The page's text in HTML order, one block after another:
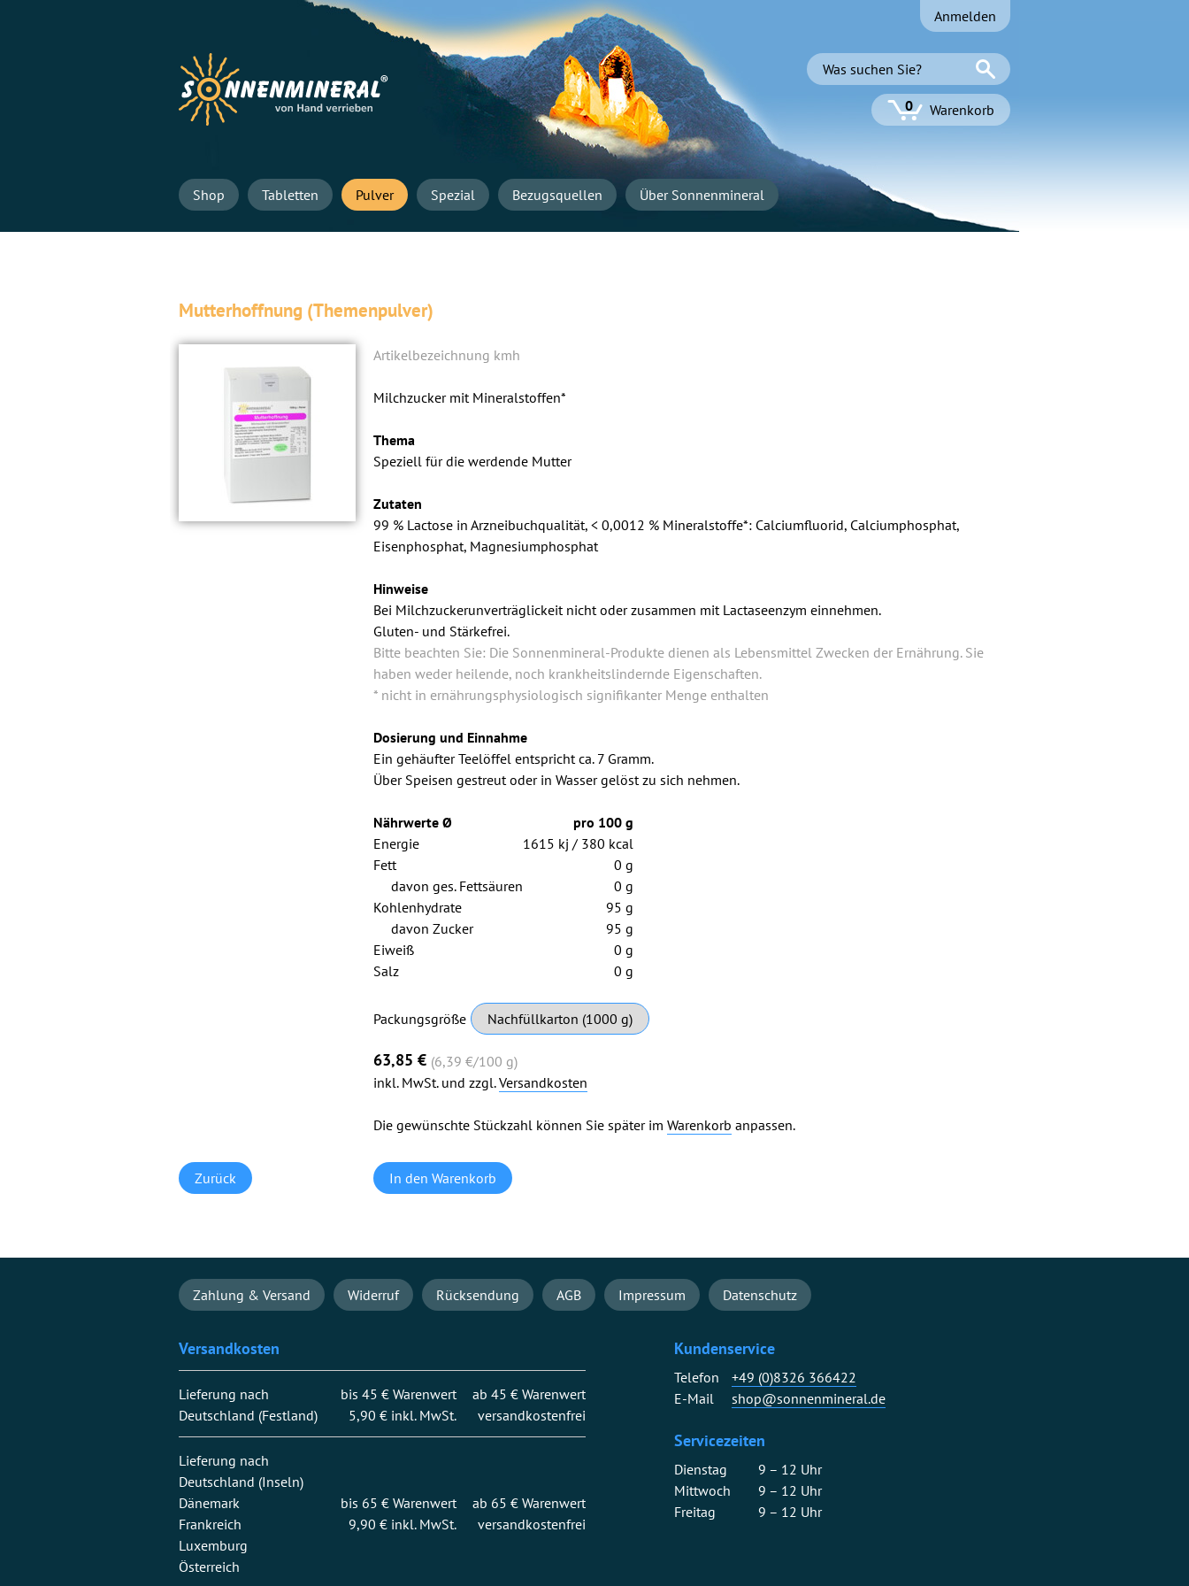
Startseite
Navigation
überspringen
Anmelden
0 Warenkorb
Navigation
überspringen
Shop Tabletten Pulver Spezial Bezugsquellen Über Sonnenmineral
Mutterhoffnung (Themenpulver)
kmh
Milchzucker mit Mineralstoffen*
Thema
Speziell für die werdende Mutter
Zutaten
99 % Lactose in Arzneibuchqualität, < 0,0012 % Mineralstoffe*: Calcium­fluorid, Calcium­phosphat,
Eisen­phosphat, Magnesium­phosphat
Hinweise
Bei Milchzuckerunverträglickeit nicht oder zusammen mit Lactaseenzym einnehmen.
Gluten- und Stärkefrei.
Bitte beachten Sie: Die Sonnenmineral-Produkte dienen als Lebensmittel Zwecken der Ernährung. Sie
haben weder heilende, noch krankheitslindernde Eigenschaften.
* nicht in ernährungsphysiologisch signifikanter Menge enthalten
Dosierung und Einnahme
Ein gehäufter Teelöffel entspricht ca. 7 Gramm.
Über Speisen gestreut oder in Wasser gelöst zu sich nehmen.
Nährwerte Ø
pro 100 g
Energie
1615 kj / 380 kcal
Fett
0 g
davon ges. Fettsäuren
0 g
Kohlenhydrate
95 g
davon Zucker
95 g
Eiweiß
0 g
Salz
0 g
Pflichtfeld
Packungsgröße
63,85 € (6,39 €/100 g)
inkl. MwSt. und zzgl.Versandkosten
Die gewünschte Stückzahl können Sie später im Warenkorb anpassen.
Zurück
Navigation
überspringen
Zahlung & Versand Widerruf Rücksendung AGB Impressum Datenschutz
Versandkosten
Lieferung nach
Deutschland (Festland)
bis 45 € Warenwert
5,90 € inkl. MwSt.
ab 45 € Warenwert
versandkostenfrei
Lieferung nach
Deutschland (Inseln)
Dänemark
Frankreich
Luxemburg
Österreich
bis 65 € Warenwert
9,90 € inkl. MwSt.
ab 65 € Warenwert
versandkostenfrei
Kundenservice
Telefon
+49 (0)8326 366422
E-Mail
shop@sonnenmineral.de
Servicezeiten
Dienstag
9 – 12 Uhr
Mittwoch
9 – 12 Uhr
Freitag
9 – 12 Uhr